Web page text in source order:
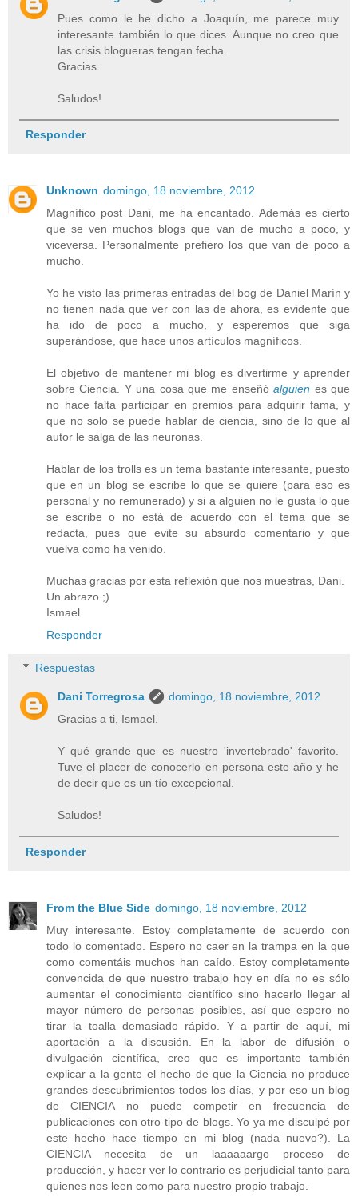
Pues como le he dicho a Joaquín, me parece muy
interesante también lo que dices. Aunque no creo que
las crisis blogueras tengan fecha.
Gracias.
Saludos!
Responder
Unknown domingo, 18 noviembre, 2012
Magnífico post Dani, me ha encantado. Además es cierto
que se ven muchos blogs que van de mucho a poco, y
viceversa. Personalmente prefiero los que van de poco a
mucho.
Yo he visto las primeras entradas del bog de Daniel Marín y
no tienen nada que ver con las de ahora, es evidente que
ha ido de poco a mucho, y esperemos que siga
superándose, que hace unos artículos magníficos.
El objetivo de mantener mi blog es divertirme y aprender
sobre Ciencia. Y una cosa que me enseñóalguien es que
no hace falta participar en premios para adquirir fama, y
que no solo se puede hablar de ciencia, sino de lo que al
autor le salga de las neuronas.
Hablar de los trolls es un tema bastante interesante, puesto
que en un blog se escribe lo que se quiere (para eso es
personal y no remunerado) y si a alguien no le gusta lo que
se escribe o no está de acuerdo con el tema que se
redacta, pues que evite su absurdo comentario y que
vuelva como ha venido.
Muchas gracias por esta reflexión que nos muestras, Dani.
Un abrazo ;)
Ismael.
Responder
Respuestas
Dani Torregrosa
domingo, 18 noviembre, 2012
Gracias a ti, Ismael.
Y qué grande que es nuestro 'invertebrado' favorito.
Tuve el placer de conocerlo en persona este año y he
de decir que es un tío excepcional.
Saludos!
Responder
From the Blue Side domingo, 18 noviembre, 2012
Muy interesante. Estoy completamente de acuerdo con
todo lo comentado. Espero no caer en la trampa en la que
como comentáis muchos han caído. Estoy completamente
convencida de que nuestro trabajo hoy en día no es sólo
aumentar el conocimiento científico sino hacerlo llegar al
mayor número de personas posibles, así que espero no
tirar la toalla demasiado rápido. Y a partir de aquí, mi
aportación a la discusión. En la labor de difusión o
divulgación científica, creo que es importante también
explicar a la gente el hecho de que la Ciencia no produce
grandes descubrimientos todos los días, y por eso un blog
de CIENCIA no puede competir en frecuencia de
publicaciones con otro tipo de blogs. Yo ya me disculpé por
este hecho hace tiempo en mi blog (nada nuevo?). La
CIENCIA necesita de un laaaaaargo proceso de
producción, y hacer ver lo contrario es perjudicial tanto para
quienes nos leen como para nuestro propio trabajo.